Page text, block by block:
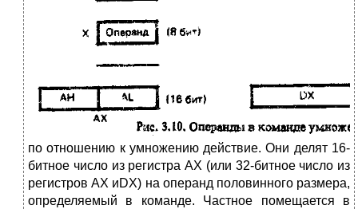
по отношению к умножению действие. Они делят 16-
битное число из регистра АХ (или 32-битное число из
регистров АХ иDX) на операнд половинного размера,
определяемый в команде. Частное помещается в